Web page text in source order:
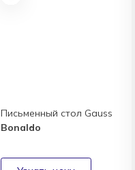
Письменный стол Gauss
Bonaldo